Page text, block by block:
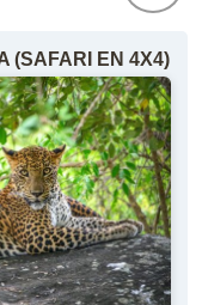
(SAFARI EN 4X4)